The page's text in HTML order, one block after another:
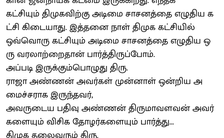
கட்சியும் திமுகவிற்கு அடிமை சாசனத்தை எழுதிய க
ட்சி கிடையாது. இத்தனை நாள் திமுக கட்சியில்
ஒவ்வொரு கட்சியும் அடிமை சாசனத்தை எழுதிய ஒ
ரு வரலாற்றைதான் பார்த்திருப்போம்.
அப்படி இருக்கும்பொழுது திரு.
ராஜா அண்ணன் அவர்கள் முன்னாள் ஒன்றிய அ
மைச்சராக இருந்தவர்,
அவருடைய பதிவு அண்ணன் திருமாவளவன் அவர்
களையும் விசிக தோழர்களையும் பார்த்து...